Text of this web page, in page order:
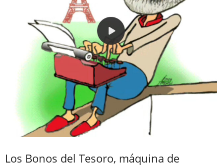
Los Bonos del Tesoro, máquina de